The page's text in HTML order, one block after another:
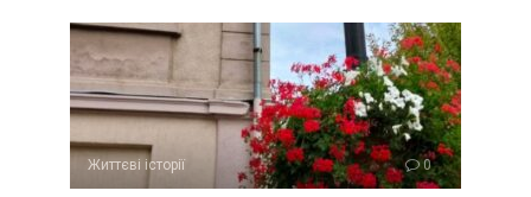
Життєві історії 0